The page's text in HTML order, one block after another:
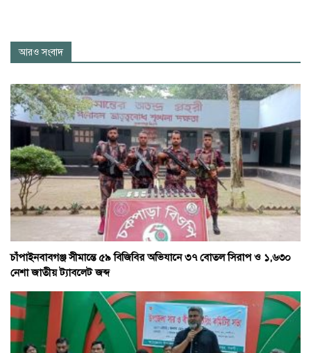
আরও সংবাদ
চাঁপাইনবাবগঞ্জ সীমান্তে ৫৯ বিজিবির অভিযানে ৩৭ বোতল সিরাপ ও ১,৬৩০
নেশা জাতীয় ট্যাবলেট জব্দ